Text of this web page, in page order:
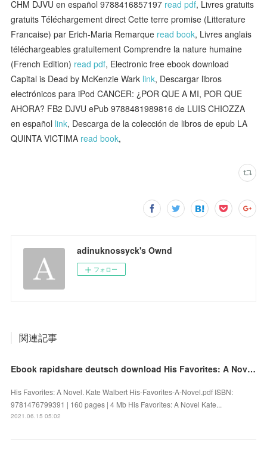
CHM DJVU en español 9788416857197 read pdf, Livres gratuits
gratuits Téléchargement direct Cette terre promise (Litterature
Francaise) par Erich-Maria Remarque read book, Livres anglais
téléchargeables gratuitement Comprendre la nature humaine
(French Edition) read pdf, Electronic free ebook download
Capital is Dead by McKenzie Wark link, Descargar libros
electrónicos para iPod CANCER: ¿POR QUE A MI, POR QUE
AHORA? FB2 DJVU ePub 9788481989816 de LUIS CHIOZZA
en español link, Descarga de la colección de libros de epub LA
QUINTA VICTIMA read book,
adinuknossyck's Ownd
フォロー
関連記事
Ebook rapidshare deutsch download His Favorites: A Novel by Kate Walbert 9781476799391
His Favorites: A Novel. Kate Walbert His-Favorites-A-Novel.pdf ISBN:
9781476799391 | 160 pages | 4 Mb His Favorites: A Novel Kate...
2021.06.15 05:02